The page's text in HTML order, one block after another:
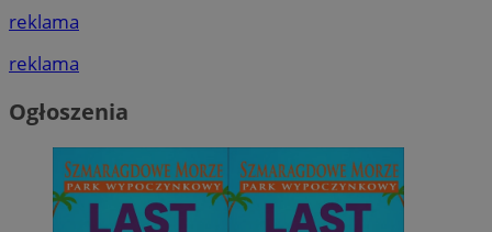
reklama
reklama
Ogłoszenia